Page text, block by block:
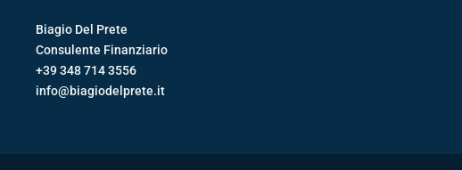
Biagio Del Prete
Consulente Finanziario
+39 348 714 3556
info@biagiodelprete.it